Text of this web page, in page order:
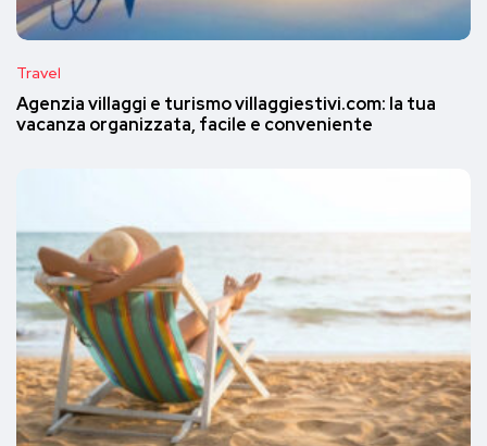
Travel
Agenzia villaggi e turismo villaggiestivi.com: la tua
vacanza organizzata, facile e conveniente